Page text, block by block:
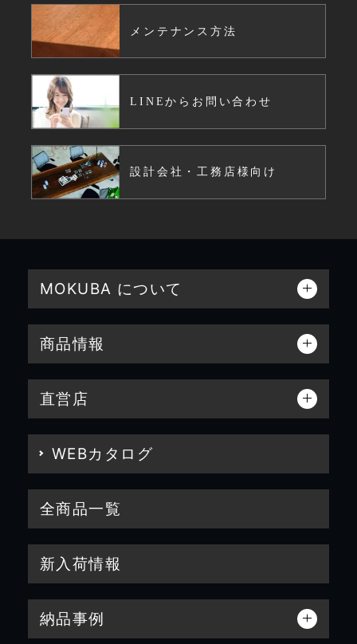
メンテナンス方法
LINEからお問い合わせ
設計会社・工務店様向け
MOKUBA について
商品情報
直営店
WEBカタログ
全商品一覧
新入荷情報
納品事例